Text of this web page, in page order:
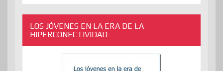
LOS JÓVENES EN LA ERA DE LA
HIPERCONECTIVIDAD